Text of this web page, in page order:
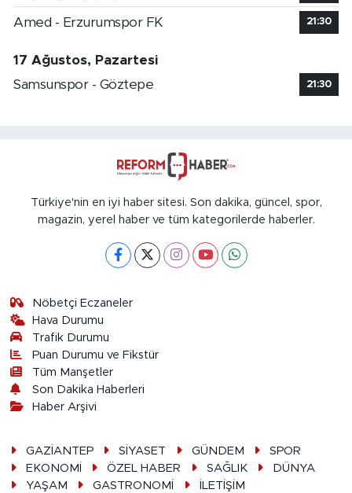
Amed - Erzurumspor FK 21:30
17 Ağustos, Pazartesi
Samsunspor - Göztepe
21:30
Türkiye'nin en iyi haber sitesi. Son dakika, güncel, spor,
magazin, yerel haber ve tüm kategorilerde haberler.
Nöbetçi Eczaneler
Hava Durumu
Trafik Durumu
Puan Durumu ve Fikstür
Tüm Manşetler
Son Dakika Haberleri
Haber Arşivi
GAZİANTEP SİYASET GÜNDEM
SPOR
EKONOMİ
ÖZEL HABER SAĞLIK
DÜNYA
YAŞAM
GASTRONOMİ İLETİŞİM